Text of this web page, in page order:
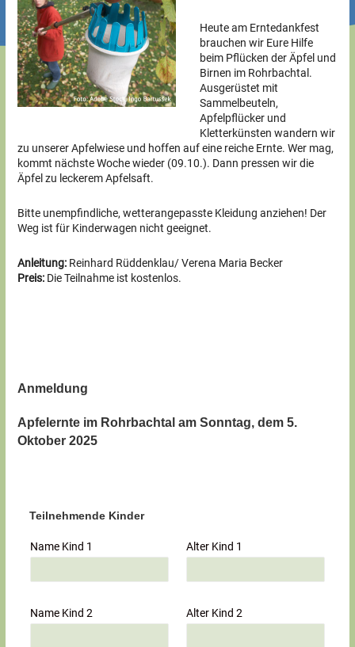
Heute am Erntedankfest
brauchen wir Eure Hilfe
beim Pflücken der Äpfel und
Birnen im Rohrbachtal.
Ausgerüstet mit
Sammelbeuteln,
Apfelpflücker und
Kletterkünsten wandern wir
zu unserer Apfelwiese und hoffen auf eine reiche Ernte. Wer mag,
kommt nächste Woche wieder (09.10.). Dann pressen wir die
Äpfel zu leckerem Apfelsaft.
Bitte unempfindliche, wetterangepasste Kleidung anziehen! Der
Weg ist für Kinderwagen nicht geeignet.
Anleitung: Reinhard Rüddenklau/ Verena Maria Becker
Preis: Die Teilnahme ist kostenlos.
Anmeldung
Apfelernte im Rohrbachtal am Sonntag, dem 5.
Oktober 2025
Teilnehmende Kinder
Name Kind 1 Alter Kind 1
Name Kind 2 Alter Kind 2